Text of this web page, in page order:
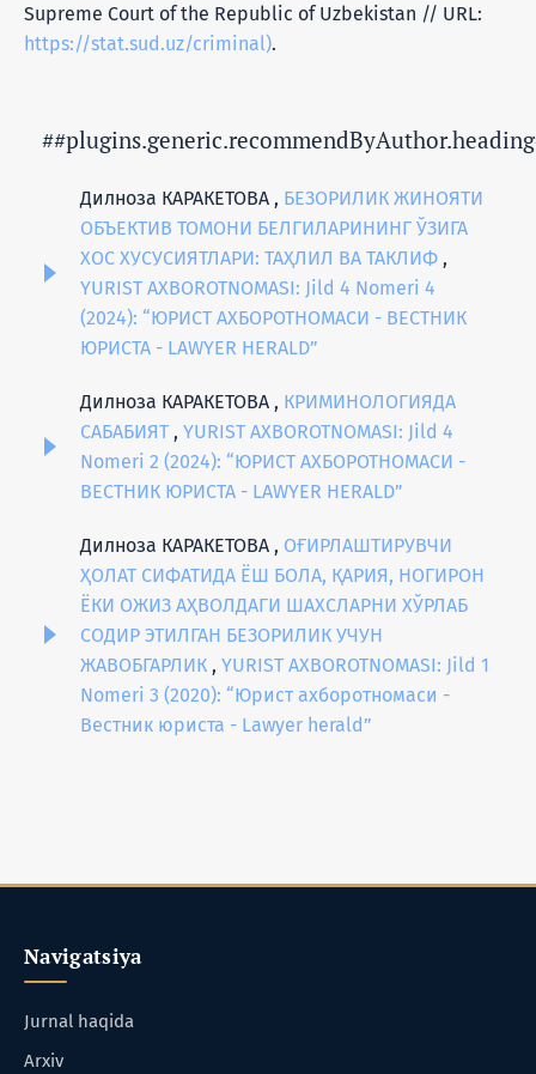
Supreme Court of the Republic of Uzbekistan // URL:
https://stat.sud.uz/criminal).
Дилноза КАРАКЕТОВА , БЕЗОРИЛИК ЖИНОЯТИ
ОБЪЕКТИВ ТОМОНИ БЕЛГИЛАРИНИНГ ЎЗИГА
ХОС ХУСУСИЯТЛАРИ: ТАҲЛИЛ ВА ТАКЛИФ ,
YURIST AXBOROTNOMASI: Jild 4 Nomeri 4
(2024): “ЮРИСТ АХБОРОТНОМАСИ - ВЕСТНИК
ЮРИСТА - LAWYER HERALD”
Дилноза КАРАКЕТОВА , КРИМИНОЛОГИЯДА
САБАБИЯТ , YURIST AXBOROTNOMASI: Jild 4
Nomeri 2 (2024): “ЮРИСТ АХБОРОТНОМАСИ -
ВЕСТНИК ЮРИСТА - LAWYER HERALD”
Дилноза КАРАКЕТОВА , ОҒИРЛАШТИРУВЧИ
ҲОЛАТ СИФАТИДА ЁШ БОЛА, ҚАРИЯ, НОГИРОН
ЁКИ ОЖИЗ АҲВОЛДАГИ ШАХСЛАРНИ ХЎРЛАБ
СОДИР ЭТИЛГАН БЕЗОРИЛИК УЧУН
ЖАВОБГАРЛИК , YURIST AXBOROTNOMASI: Jild 1
Nomeri 3 (2020): “Юрист ахборотномаси -
Вестник юриста - Lawyer herald”
Navigatsiya
Jurnal haqida
Arxiv